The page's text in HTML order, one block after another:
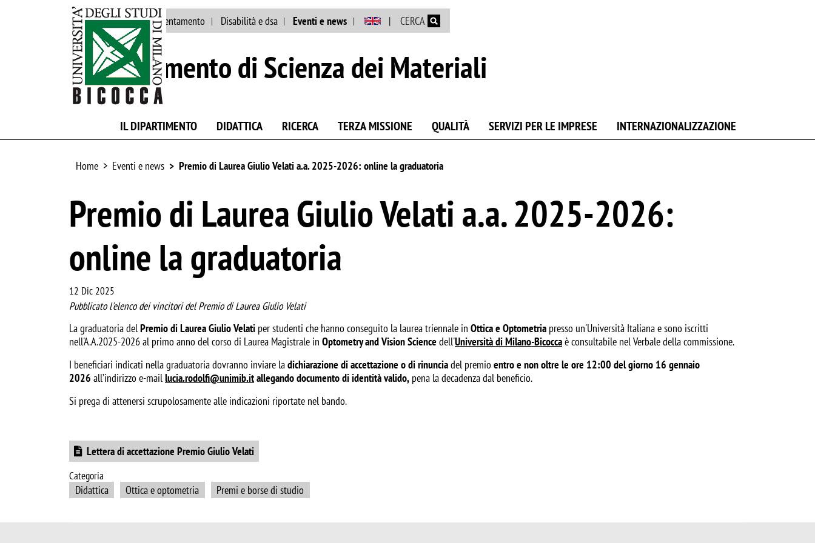
Salta al contenuto principale
Ateneo Staff Orientamento Disabilità e dsa Eventi e news CERCA
Dipartimento di Scienza dei Materiali
IL DIPARTIMENTO DIDATTICA RICERCA TERZA MISSIONE QUALITÀ SERVIZI PER LE IMPRESE INTERNAZIONALIZZAZIONE
Home Eventi e news Premio di Laurea Giulio Velati a.a. 2025-2026: online la graduatoria
Premio di Laurea Giulio Velati a.a. 2025-2026:
online la graduatoria
12 Dic 2025
Pubblicato l'elenco dei vincitori del Premio di Laurea Giulio Velati
La graduatoria delPremio di Laurea Giulio Velati per studenti che hanno conseguito la laurea triennale in Ottica e Optometria presso un'Università Italiana e sono iscritti
nell'A.A.2025-2026 al primo anno del corso di Laurea Magistrale in Optometry and Vision Science dell'Università di Milano-Bicoccaè consultabile nel Verbale della commissione.
I beneficiari indicati nella graduatoria dovranno inviare ladichiarazione di accettazione o di rinunciadel premioentro e non oltre le ore 12:00 del giorno 16 gennaio
2026 all’indirizzo e-maillucia.rodolfi@unimib.itallegando documento di identità valido, pena la decadenza dal beneficio.
Si prega di attenersi scrupolosamente alle indicazioni riportate nel bando.
DocumentLettera di accettazione Premio Giulio Velati
Categoria
Didattica Ottica e optometria Premi e borse di studio